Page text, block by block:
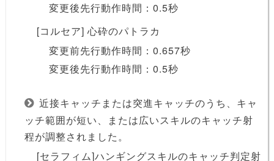
変更後先行動作時間：0.5秒
[コルセア] 心砕のパトラカ
変更前先行動作時間：0.657秒
変更後先行動作時間：0.5秒
近接キャッチまたは突進キャッチのうち、キャ
ッチ範囲が短い、または広いスキルのキャッチ射
程が調整されました。
[セラフィム]ハンギングスキルのキャッチ判定射